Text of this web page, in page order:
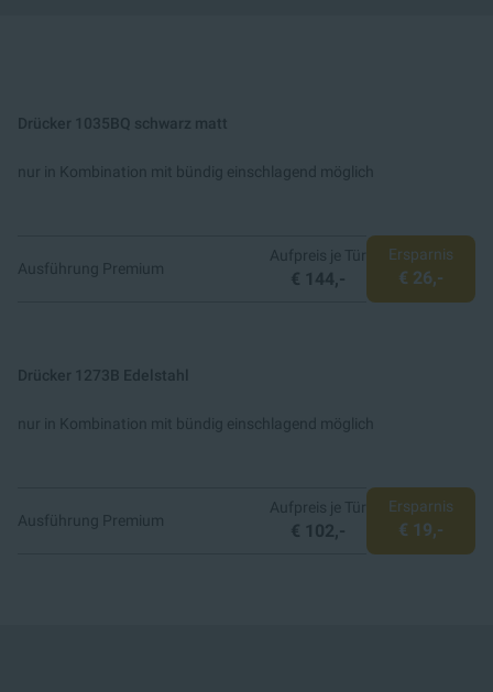
Drücker 1035BQ schwarz matt
nur in Kombination mit bündig einschlagend möglich
Ausführung Premium
Aufpreis je Tür
€ 144,-
Ersparnis
€ 26,-
Drücker 1273B Edelstahl
nur in Kombination mit bündig einschlagend möglich
Ausführung Premium
Aufpreis je Tür
€ 102,-
Ersparnis
€ 19,-